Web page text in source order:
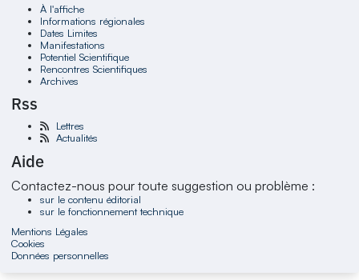
À l'affiche
Informations régionales
Dates Limites
Manifestations
Potentiel Scientifique
Rencontres Scientifiques
Archives
Rss
Lettres
Actualités
Aide
Contactez-nous pour toute suggestion ou problème :
sur le contenu éditorial
sur le fonctionnement technique
Mentions Légales
Cookies
Données personnelles